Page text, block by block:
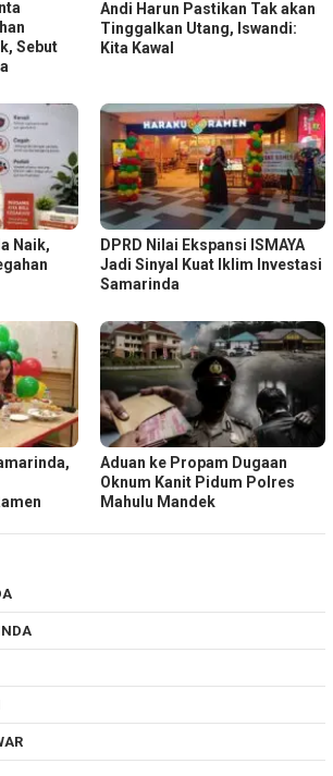
Sebut
Andi Harun Pastikan Tak akan
Tinggalkan Utang, Iswandi:
Kita Kawal
Naik,
DPRD Nilai Ekspansi ISMAYA
Jadi Sinyal Kuat Iklim Investasi
Samarinda
Aduan ke Propam Dugaan
Oknum Kanit Pidum Polres
Mahulu Mandek